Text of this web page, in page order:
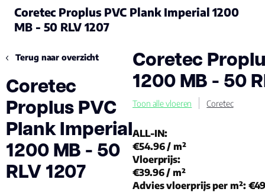
Coretec Proplus PVC Plank Imperial 1200
MB - 50 RLV 1207
Terug naar overzicht
Coretec
Proplus PVC
Plank Imperial
1200 MB - 50
RLV 1207
Coretec
1200 MB - 50
Toon alle vloeren Coretec
ALL-IN:
€54.96/ m²
Vloerprijs:
€39.96/ m²
Advies vloerprijs per m²: